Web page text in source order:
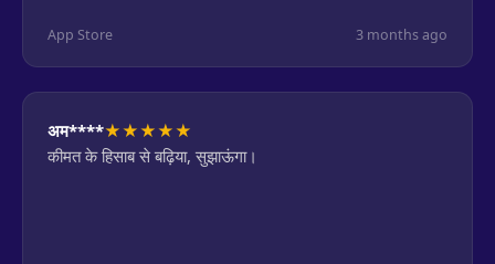
App Store 3 months ago
अम****★★★★★
कीमत के हिसाब से बढ़िया, सुझाऊंगा।